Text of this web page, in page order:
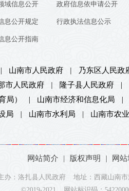
域信息公开
息公开规定
息公开指南
政府信息依申请公开
行政执法信息公示
| 山南市人民政府 | 乃东区人民政
市人民政府 | 隆子县人民政府 |
局） | 山南市经济和信息化局 |
局 | 山南市水利局 | 山南市农
网站简介 | 版权声明 | 网站
办：洛扎县人民政府 地址：西藏山南